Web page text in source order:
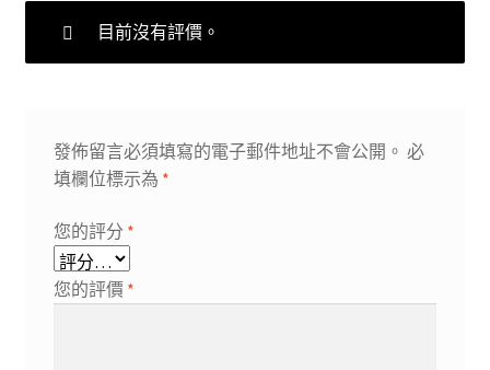
目前沒有評價。
發佈留言必須填寫的電子郵件地址不會公開。 必
填欄位標示為 *
您的評分 *
您的評價 *